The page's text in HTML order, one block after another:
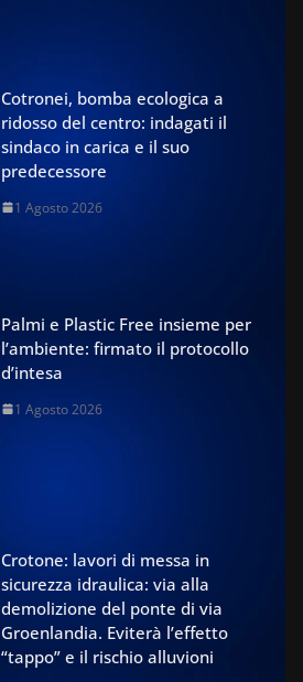
Cotronei, bomba ecologica a
ridosso del centro: indagati il
sindaco in carica e il suo
predecessore
1 Agosto 2026
Palmi e Plastic Free insieme per
l’ambiente: firmato il protocollo
d’intesa
1 Agosto 2026
Crotone: lavori di messa in
sicurezza idraulica: via alla
demolizione del ponte di via
Groenlandia. Eviterà l’effetto
“tappo” e il rischio alluvioni